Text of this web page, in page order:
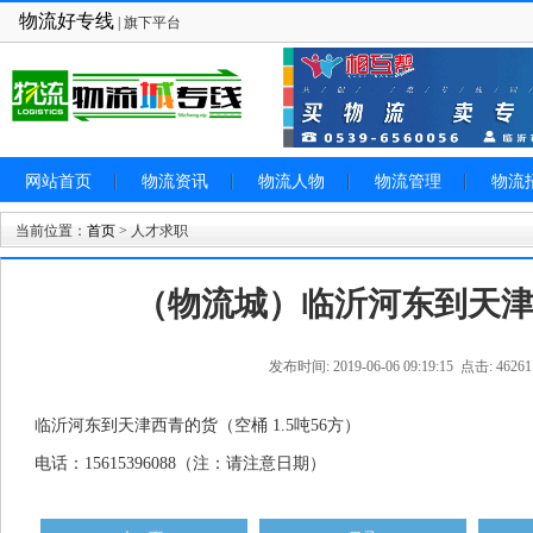
物流好专线 | 旗下平台
网站首页 物流资讯 物流人物 物流管理 物流
当前位置： 首页 > 人才求职
（物流城）临沂河东到天
发布时间: 2019-06-06 09:19:15 点击: 46261
临沂河东到天津西青的货（空桶 1.5吨56方）
电话：15615396088（注：请注意日期）